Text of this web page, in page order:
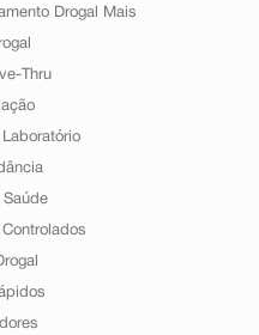
Drogal Mais
Thru
Saúde